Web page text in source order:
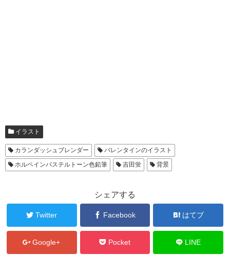
イラスト
カランダッシュブレンダー
バレンタインのイラスト
ホルベインパステルトーン色鉛筆
吉田蛍 背景
シェアする
Twitter Facebook はてブ
Google+ Pocket LINE